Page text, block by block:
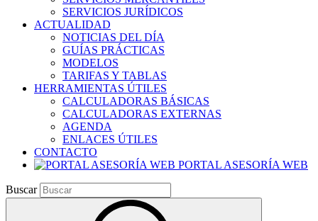
SERVICIOS JURÍDICOS
ACTUALIDAD
NOTICIAS DEL DÍA
GUÍAS PRÁCTICAS
MODELOS
TARIFAS Y TABLAS
HERRAMIENTAS ÚTILES
CALCULADORAS BÁSICAS
CALCULADORAS EXTERNAS
AGENDA
ENLACES ÚTILES
CONTACTO
PORTAL ASESORÍA WEB
Buscar